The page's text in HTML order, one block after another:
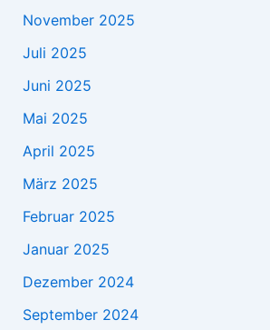
November 2025
Juli 2025
Juni 2025
Mai 2025
April 2025
März 2025
Februar 2025
Januar 2025
Dezember 2024
September 2024